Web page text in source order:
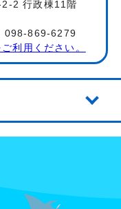
2 行政棟11階
098-869-6279
利用ください。